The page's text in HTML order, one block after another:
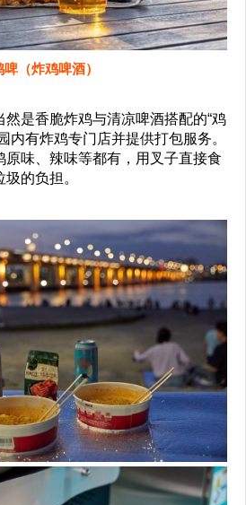
啤（炸鸡啤酒）
是香脆炸鸡与清凉啤酒搭配的“鸡
内有炸鸡专门店并提供打包服务。
原味、辣味等都有，用叉子直接食
的负担。